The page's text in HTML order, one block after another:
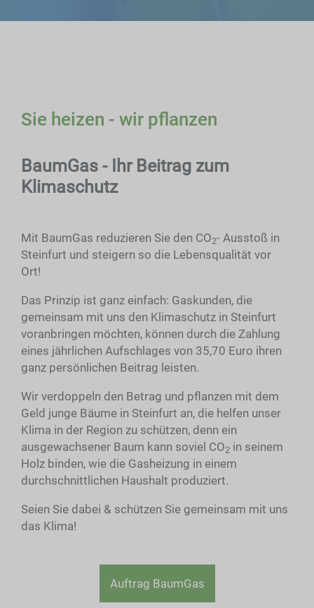
Sie heizen - wir pflanzen
BaumGas - Ihr Beitrag zum
Klimaschutz
Mit BaumGas reduzieren Sie den CO2- Ausstoß in
Steinfurt und steigern so die Lebensqualität vor
Ort!
Das Prinzip ist ganz einfach: Gaskunden, die
gemeinsam mit uns den Klimaschutz in Steinfurt
voranbringen möchten, können durch die Zahlung
eines jährlichen Aufschlages von 35,70 Euro ihren
ganz persönlichen Beitrag leisten.
Wir verdoppeln den Betrag und pflanzen mit dem
Geld junge Bäume in Steinfurt an, die helfen unser
Klima in der Region zu schützen, denn ein
ausgewachsener Baum kann soviel CO2 in seinem
Holz binden, wie die Gasheizung in einem
durchschnittlichen Haushalt produziert.
Seien Sie dabei & schützen Sie gemeinsam mit uns
das Klima!
Auftrag BaumGas